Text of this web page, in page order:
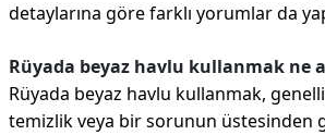
detaylarına göre farklı yorumlar da
Rüyada beyaz havlu kullanmak ne
Rüyada beyaz havlu kullanmak,
temizlik veya bir sorunun üstesinden